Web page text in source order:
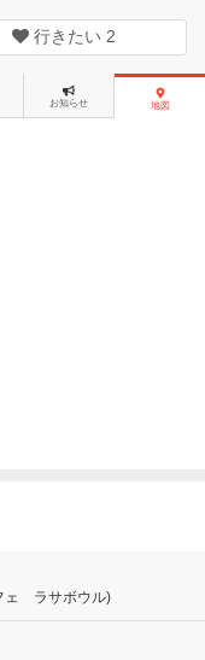
行きたい 2
お知らせ 地図
ェ ラサボウル)